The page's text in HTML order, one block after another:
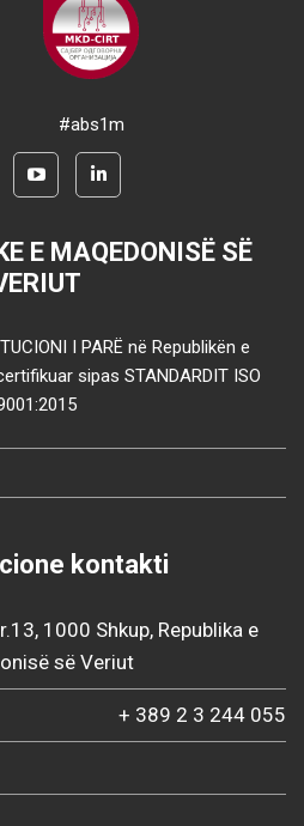
#abs1m
E MAQEDONISË SË
I PARË në Republikën e
sipas STANDARDIT ISO
kontakti
1000 Shkup, Republika e
së Veriut
+ 389 2 3 244 055